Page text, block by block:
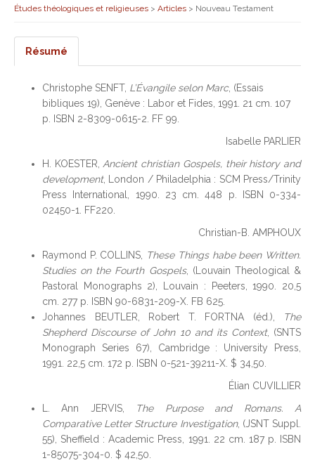
Études théologiques et religieuses > Articles > Nouveau Testament
Résumé
Christophe SENFT, L’Évangile selon Marc, (Essais
bibliques 19), Genève : Labor et Fides, 1991. 21 cm. 107
p. ISBN 2-8309-0615-2. FF 99.
Isabelle PARLIER
H. KOESTER, Ancient christian Gospels, their history and
development, London / Philadelphia : SCM Press/Trinity
Press International, 1990. 23 cm. 448 p. ISBN 0-334-
02450-1. FF220.
Christian-B. AMPHOUX
Raymond P. COLLINS,
These Things habe been Written.
Studies on the Fourth Gospels, (Louvain Theological &
Pastoral Monographs 2), Louvain : Peeters, 1990. 20,5
cm. 277 p. ISBN 90-6831-209-X. FB 625.
Johannes BEUTLER, Robert T. FORTNA (éd.),
The
Shepherd Discourse of John 10 and its Context, (SNTS
Monograph Series 67), Cambridge : University Press,
1991. 22,5 cm. 172 p. ISBN 0-521-39211-X. $ 34,50.
Élian CUVILLIER
L. Ann JERVIS,
The Purpose and Romans. A
Comparative Letter Structure Investigation, (JSNT Suppl.
55), Sheffield : Academic Press, 1991. 22 cm. 187 p. ISBN
1-85075-304-0. $ 42,50.